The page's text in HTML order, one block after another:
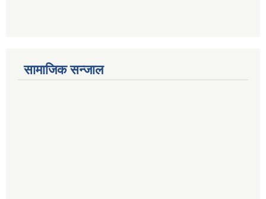
सामाजिक सन्जाल